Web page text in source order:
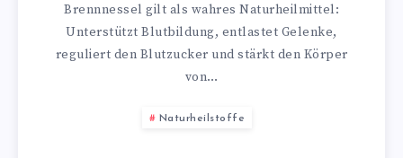
Brennnessel gilt als wahres Naturheilmittel:
Unterstützt Blutbildung, entlastet Gelenke,
reguliert den Blutzucker und stärkt den Körper
von…
Naturheilstoffe